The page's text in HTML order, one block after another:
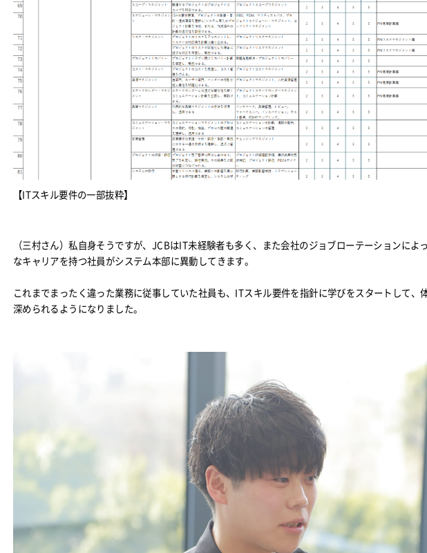
【ITスキル要件の一部抜粋】
（三村さん）私自身そうですが、JCBはIT未経験者も多く、また会社のジョブローテーションによ
なキャリアを持つ社員がシステム本部に異動してきます。
これまでまったく違った業務に従事していた社員も、ITスキル要件を指針に学びをスタートして、
深められるようになりました。